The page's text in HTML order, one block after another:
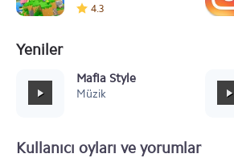
4.3
Yeniler
Mafia Style
Müzik
Kullanıcı oyları ve yorumlar